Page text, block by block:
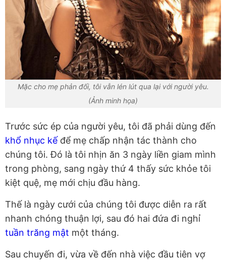
Mặc cho mẹ phản đối, tôi vẫn lén lút qua lại với người yêu.
(Ảnh minh họa)
Trước sức ép của người yêu, tôi đã phải dùng đến
khổ nhục kế để mẹ chấp nhận tác thành cho
chúng tôi. Đó là tôi nhịn ăn 3 ngày liền giam mình
trong phòng, sang ngày thứ 4 thấy sức khỏe tôi
kiệt quệ, mẹ mới chịu đầu hàng.
Thế là ngày cưới của chúng tôi được diễn ra rất
nhanh chóng thuận lợi, sau đó hai đứa đi nghỉ
tuần trăng mật một tháng.
Sau chuyến đi, vừa về đến nhà việc đầu tiên vợ